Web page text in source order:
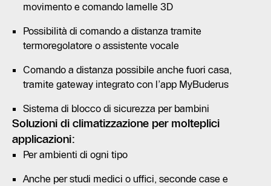
movimento e comando lamelle 3D
Possibilità di comando a distanza tramite
termoregolatore o assistente vocale
Comando a distanza possibile anche fuori casa,
tramite gateway integrato con l’app MyBuderus
Sistema di blocco di sicurezza per bambini
Soluzioni di climatizzazione per molteplici
applicazioni:
Per ambienti di ogni tipo
Anche per studi medici o uffici, seconde case e